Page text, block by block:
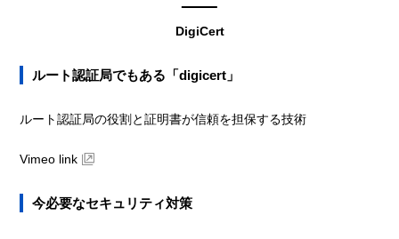
DigiCert
ルート認証局でもある「digicert」
ルート認証局の役割と証明書が信頼を担保する技術
Vimeo link
今必要なセキュリティ対策